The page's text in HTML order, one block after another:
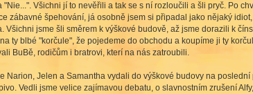
"Nie...". Všichni jí to nevěřili a tak se s ní rozloučili a šli pryč. Po
zábavné špehování, já osobně jsem si připadal jako nějaký
Všichni jsme šli směrem k výškové budově, až jsme dorazili k
ty blbé "korčule", že pojedeme do obchodu a koupíme ji ty
BuBě, rodičům i bratrovi, kterí na nás zatroubili.
Narion, Jelen a Samantha vydali do výškové budovy na
Vedli jsme velice zajímavou debatu, o slavnostním zrušení